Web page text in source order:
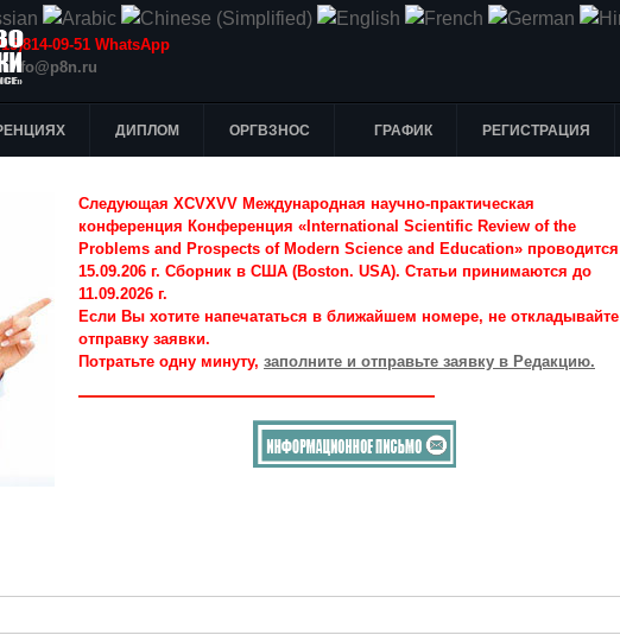
09-51 WhatsApp
info@p8n.ru
ДИПЛОМ ОРГВЗНОС ГРАФИК РЕГИСТРАЦИЯ
Следующая XCVXVV Международная научно-практическая
конференция Конференция «International Scientific Review of the
Problems and Prospects of Modern Science and Education» проводится
15.09.206 г. Сборник в США (Boston. USA). Статьи принимаются до
11.09.2026 г.
Если Вы хотите напечататься в ближайшем номере, не откладывайте
отправку заявки.
Потратьте одну минуту, заполните и отправьте заявку в Редакцию.